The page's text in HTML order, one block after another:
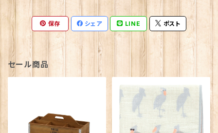
保存 シェア LINE ポスト
セール商品